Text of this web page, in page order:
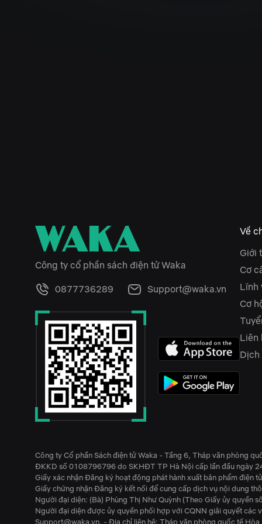
Công ty cổ phần sách điện tử Waka
0877736289 Support@waka.vn
Về
Giới
Cơ
Lĩnh
Cơ
Liên
Dịch
Công ty Cổ phần Sách điện tử Waka - Tầng 6, Tháp văn phòng
ĐKKD số 0108796796 do SKHĐT TP Hà Nội cấp lần đầu ngày
Giấy xác nhận Đăng ký hoạt động phát hành xuất bản phẩm
Giấy chứng nhận Đăng ký kết nối để cung cấp dịch vụ nội dung
Người đại diện: (Bà) Phùng Thị Như Quỳnh (Theo Giấy ủy
Người đại diện được ủy quyền phối hợp với CQNN giải quyết các
Support@waka.vn. - Địa chỉ liên hệ: Tháp văn phòng quốc tế